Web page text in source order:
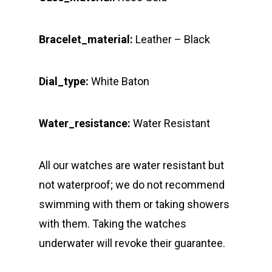
Bracelet_material: Leather – Black
Dial_type: White Baton
Water_resistance: Water Resistant
All our watches are water resistant but
not waterproof; we do not recommend
swimming with them or taking showers
with them. Taking the watches
underwater will revoke their guarantee.